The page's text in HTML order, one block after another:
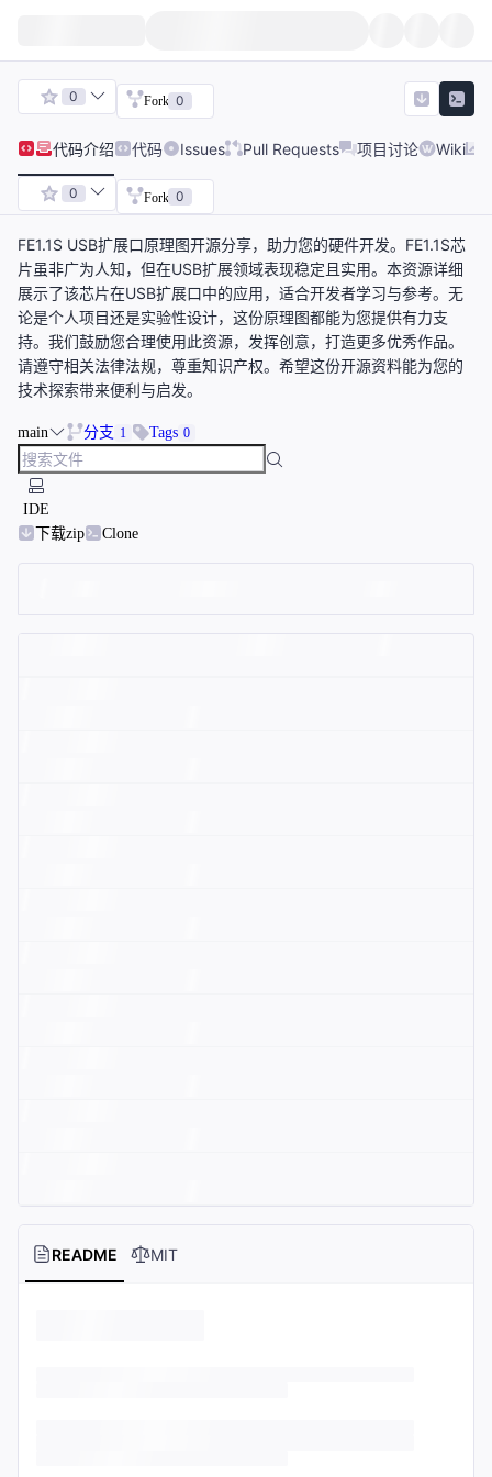
0 Fork 0
代码介绍 代码 Issues Pull Requests 项目讨论 Wiki
0 Fork 0
FE1.1S USB扩展口原理图开源分享，助力您的硬件开发。FE1.1S芯
片虽非广为人知，但在USB扩展领域表现稳定且实用。本资源详细
展示了该芯片在USB扩展口中的应用，适合开发者学习与参考。无
论是个人项目还是实验性设计，这份原理图都能为您提供有力支
持。我们鼓励您合理使用此资源，发挥创意，打造更多优秀作品。
请遵守相关法律法规，尊重知识产权。希望这份开源资料能为您的
技术探索带来便利与启发。
main 分支 1 Tags 0
IDE
下载zip
Clone
README MIT